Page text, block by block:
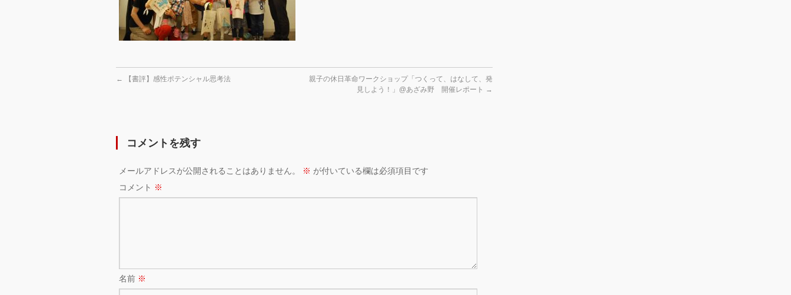
← 【書評】感性ポテンシャル思考法
親子の休日革命ワークショップ「つくって、はなして、発
見しよう！」@あざみ野 開催レポート →
コメントを残す
メールアドレスが公開されることはありません。 ※ が付いている欄は必須項目です
コメント ※
名前 ※